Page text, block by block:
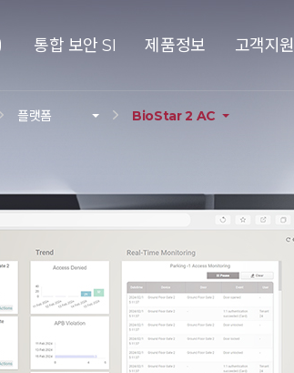
통합 보안 SI 제품정보 고객지원
플랫폼 BioStar 2 AC